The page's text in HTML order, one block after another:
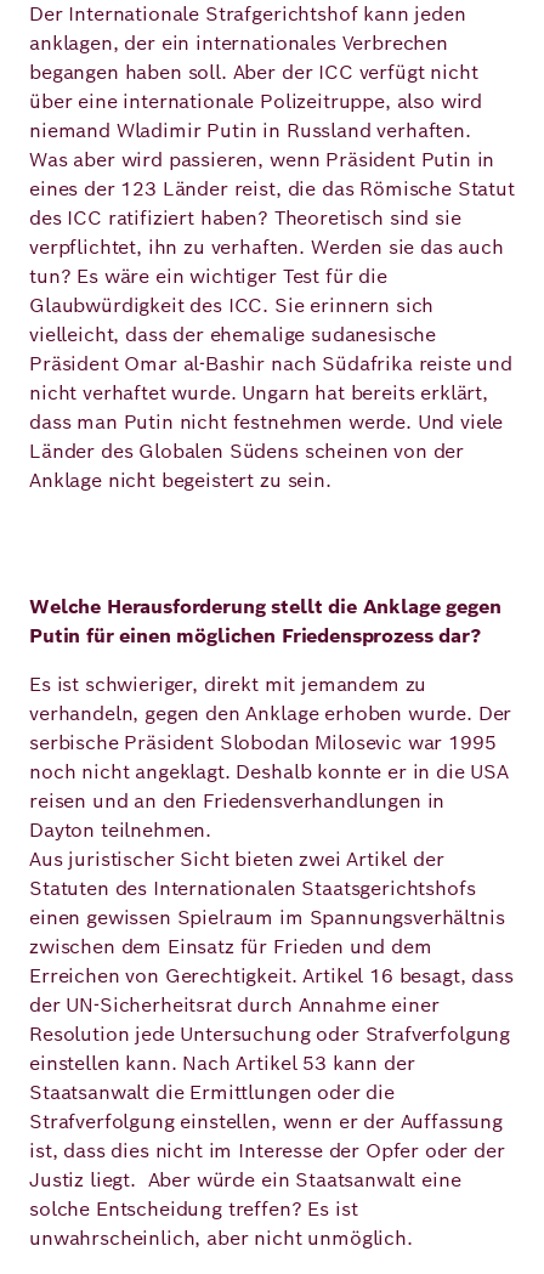
Der Internationale Strafgerichtshof kann jeden
anklagen, der ein internationales Verbrechen
begangen haben soll. Aber der ICC verfügt nicht
über eine internationale Polizeitruppe, also wird
niemand Wladimir Putin in Russland verhaften.
Was aber wird passieren, wenn Präsident Putin in
eines der 123 Länder reist, die das Römische Statut
des ICC ratifiziert haben? Theoretisch sind sie
verpflichtet, ihn zu verhaften. Werden sie das auch
tun? Es wäre ein wichtiger Test für die
Glaubwürdigkeit des ICC. Sie erinnern sich
vielleicht, dass der ehemalige sudanesische
Präsident Omar al-Bashir nach Südafrika reiste und
nicht verhaftet wurde. Ungarn hat bereits erklärt,
dass man Putin nicht festnehmen werde. Und viele
Länder des Globalen Südens scheinen von der
Anklage nicht begeistert zu sein.
Welche Herausforderung stellt die Anklage gegen
Putin für einen möglichen Friedensprozess dar?
Es ist schwieriger, direkt mit jemandem zu
verhandeln, gegen den Anklage erhoben wurde. Der
serbische Präsident Slobodan Milosevic war 1995
noch nicht angeklagt. Deshalb konnte er in die USA
reisen und an den Friedensverhandlungen in
Dayton teilnehmen.
Aus juristischer Sicht bieten zwei Artikel der
Statuten des Internationalen Staatsgerichtshofs
einen gewissen Spielraum im Spannungsverhältnis
zwischen dem Einsatz für Frieden und dem
Erreichen von Gerechtigkeit. Artikel 16 besagt, dass
der UN-Sicherheitsrat durch Annahme einer
Resolution jede Untersuchung oder Strafverfolgung
einstellen kann. Nach Artikel 53 kann der
Staatsanwalt die Ermittlungen oder die
Strafverfolgung einstellen, wenn er der Auffassung
ist, dass dies nicht im Interesse der Opfer oder der
Justiz liegt. Aber würde ein Staatsanwalt eine
solche Entscheidung treffen? Es ist
unwahrscheinlich, aber nicht unmöglich.